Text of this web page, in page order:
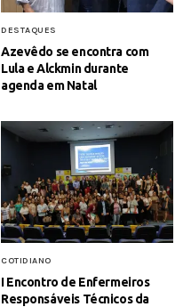
DESTAQUES
Azevêdo se encontra com
Lula e Alckmin durante
agenda em Natal
COTIDIANO
I Encontro de Enfermeiros
Responsáveis Técnicos da